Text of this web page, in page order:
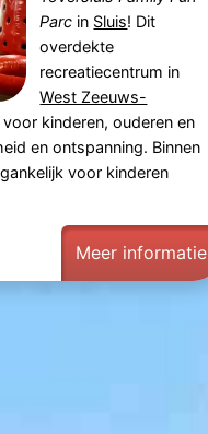
Parc in Sluis! Dit
overdekte
recreatiecentrum in
West Zeeuws-
kinderen, ouderen en
en ontspanning​. Binnen
voor kinderen
Meer informatie